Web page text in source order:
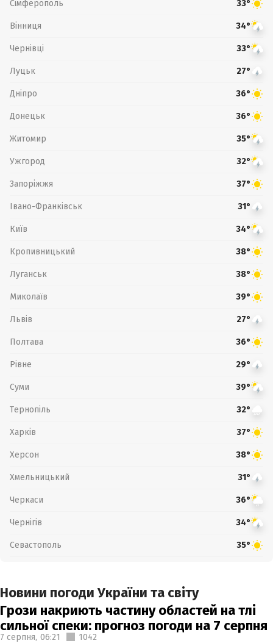
Сімферополь 33°
Вінниця 34°
Чернівці 33°
Луцьк 27°
Дніпро 36°
Донецьк 36°
Житомир 35°
Ужгород 32°
Запоріжжя 37°
Івано-Франківськ 31°
Київ 34°
Кропивницький 38°
Луганськ 38°
Миколаїв 39°
Львів 27°
Полтава 36°
Рівне 29°
Суми 39°
Тернопіль 32°
Харків 37°
Херсон 38°
Хмельницький 31°
Черкаси 36°
Чернігів 34°
Севастополь 35°
Новини погоди України та світу
Грози накриють частину областей на тлі
сильної спеки: прогноз погоди на 7 серпня
7 серпня, 06:21 1042